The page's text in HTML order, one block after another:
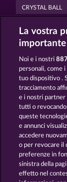
CRYSTAL BALL
GATES OF
Società
La vostra
importante
Noi e i nostri887
personali, come
tuo dispositivo .
tracciamento
e i nostri partner
tutti o
queste
e annunci
accedere
o per revocare il
preferenze in
sinistra della
effetto nel